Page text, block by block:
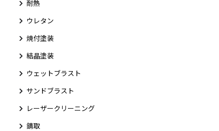
耐熱
ウレタン
焼付塗装
結晶塗装
ウェットブラスト
サンドブラスト
レーザークリーニング
錆取